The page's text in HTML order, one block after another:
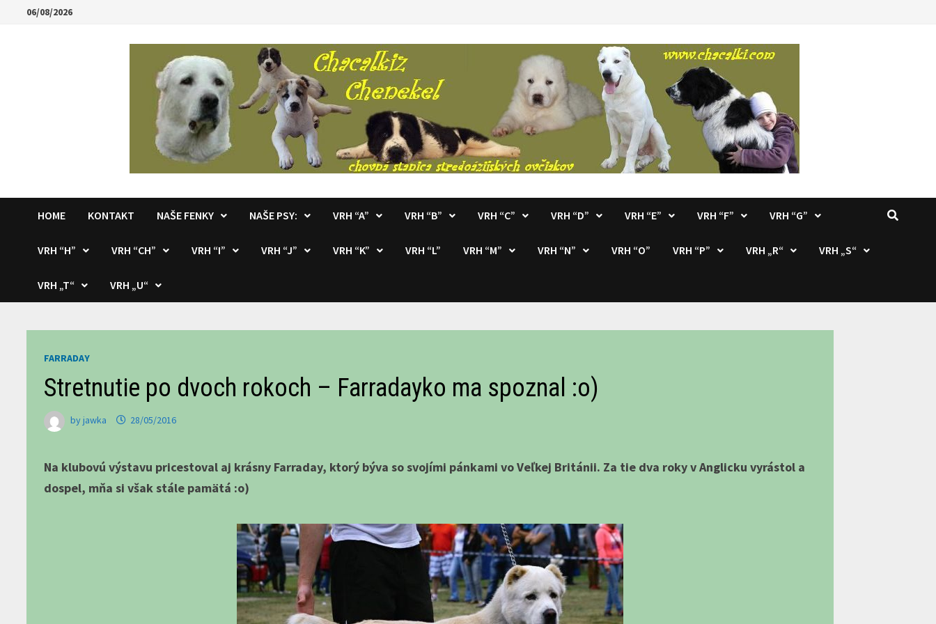
06/08/2026
HOME KONTAKT NAŠE FENKY NAŠE PSY: VRH “A” VRH “B” VRH “C” VRH “D” VRH “E” VRH “F” VRH “G”
VRH “H” VRH “CH” VRH “I” VRH “J” VRH “K” VRH “L” VRH “M” VRH “N” VRH “O” VRH “P” VRH „R“ VRH „S“
VRH „T“ VRH „U“
FARRADAY
Stretnutie po dvoch rokoch – Farradayko ma spoznal :o)
byjawka 28/05/2016
Na klubovú výstavu pricestoval aj krásny Farraday, ktorý býva so svojími pánkami vo Veľkej Británii. Za tie dva roky v Anglicku vyrástol a
dospel, mňa si však stále pamätá :o)